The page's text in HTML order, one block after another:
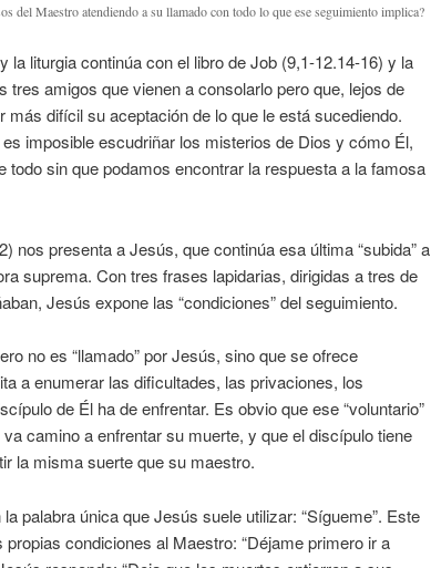
del Maestro atendiendo a su llamado con todo lo que ese seguimiento implica?
la liturgia continúa con el libro de Job (9,1-12.14-16) y la
tres amigos que vienen a consolarlo pero que, lejos de
más difícil su aceptación de lo que le está sucediendo.
imposible escudriñar los misterios de Dios y cómo Él,
todo sin que podamos encontrar la respuesta a la famosa
nos presenta a Jesús, que continúa esa última “subida” a
suprema. Con tres frases lapidarias, dirigidas a tres de
Jesús expone las “condiciones” del seguimiento.
no es “llamado” por Jesús, sino que se ofrece
a enumerar las dificultades, las privaciones, los
de Él ha de enfrentar. Es obvio que ese “voluntario”
camino a enfrentar su muerte, y que el discípulo tiene
la misma suerte que su maestro.
palabra única que Jesús suele utilizar: “Sígueme”. Este
condiciones al Maestro: “Déjame primero ir a